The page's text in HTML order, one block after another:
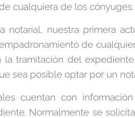
cualquiera de los cónyuges.
notarial, nuestra primera
de
la tramitación del
sea posible optar por un
cuentan con
Normalmente se